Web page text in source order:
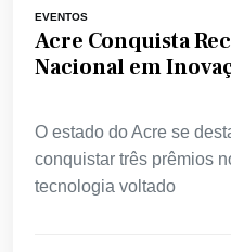
EVENTOS
Acre Conquista
Nacional em
O estado do Acre se
conquistar três prêmios
tecnologia voltado